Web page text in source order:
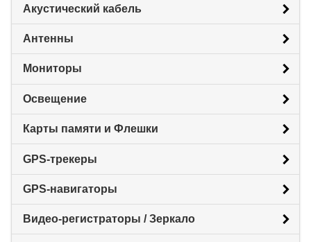
Акустический кабель
Антенны
Мониторы
Освещение
Карты памяти и Флешки
GPS-трекеры
GPS-навигаторы
Видео-регистраторы / Зеркало